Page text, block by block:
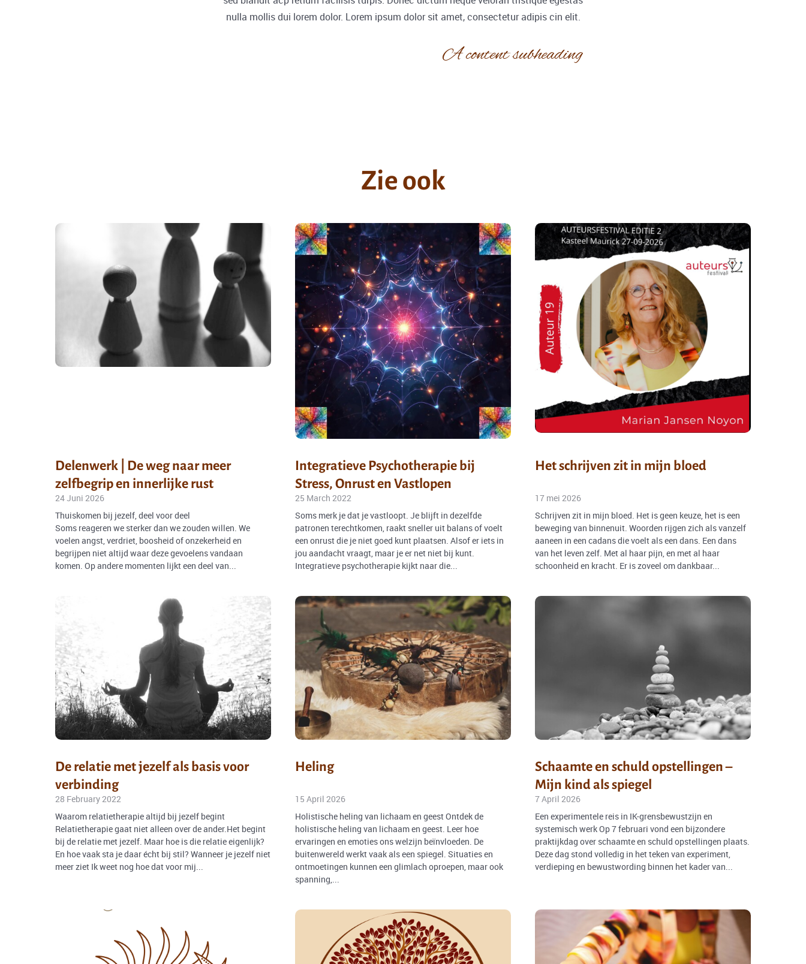
nulla mollis dui lorem dolor. Lorem ipsum dolor sit amet, consectetur adipis cin elit.
A content subheading
Zie ook
Delenwerk | De weg naar meer
zelfbegrip en innerlijke rust
24 Juni 2026
Thuiskomen bij jezelf, deel voor deel
Soms reageren we sterker dan we zouden willen. We
voelen angst, verdriet, boosheid of onzekerheid en
begrijpen niet altijd waar deze gevoelens vandaan
komen. Op andere momenten lijkt een deel van...
Integratieve Psychotherapie bij
Stress, Onrust en Vastlopen
25 March 2022
Soms merk je dat je vastloopt. Je blijft in dezelfde
patronen terechtkomen, raakt sneller uit balans of voelt
een onrust die je niet goed kunt plaatsen. Alsof er iets in
jou aandacht vraagt, maar je er net niet bij kunt.
Integratieve psychotherapie kijkt naar die...
Het schrijven zit in mijn bloed
17 mei 2026
Schrijven zit in mijn bloed. Het is geen keuze, het is een
beweging van binnenuit. Woorden rijgen zich als vanzelf
aaneen in een cadans die voelt als een dans. Een dans
van het leven zelf. Met al haar pijn, en met al haar
schoonheid en kracht. Er is zoveel om dankbaar...
De relatie met jezelf als basis voor
verbinding
28 February 2022
Waarom relatietherapie altijd bij jezelf begint
Relatietherapie gaat niet alleen over de ander.Het begint
bij de relatie met jezelf. Maar hoe is die relatie eigenlijk?
En hoe vaak sta je daar écht bij stil? Wanneer je jezelf niet
meer ziet Ik weet nog hoe dat voor mij...
Heling
15 April 2026
Holistische heling van lichaam en geest Ontdek de
holistische heling van lichaam en geest. Leer hoe
ervaringen en emoties ons welzijn beïnvloeden. De
buitenwereld werkt vaak als een spiegel. Situaties en
ontmoetingen kunnen een glimlach oproepen, maar ook
spanning,...
Schaamte en schuld opstellingen –
Mijn kind als spiegel
7 April 2026
Een experimentele reis in IK-grensbewustzijn en
systemisch werk Op 7 februari vond een bijzondere
praktijkdag over schaamte en schuld opstellingen plaats.
Deze dag stond volledig in het teken van experiment,
verdieping en bewustwording binnen het kader van...